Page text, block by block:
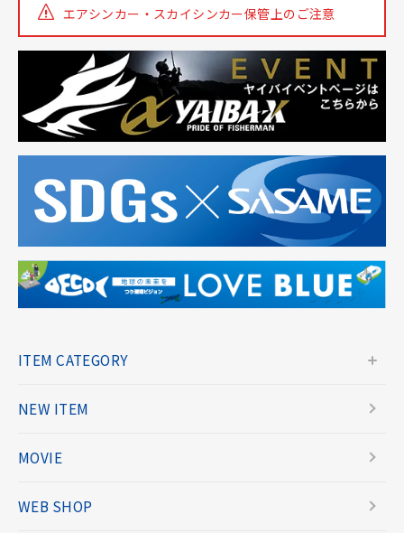
エアシンカー・スカイシンカー保管上のご注意
ITEM CATEGORY
NEW ITEM
MOVIE
WEB SHOP